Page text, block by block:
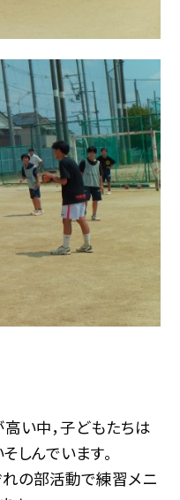
い中，子どもたちは
しんでいます。
れの部活動で練習メニ